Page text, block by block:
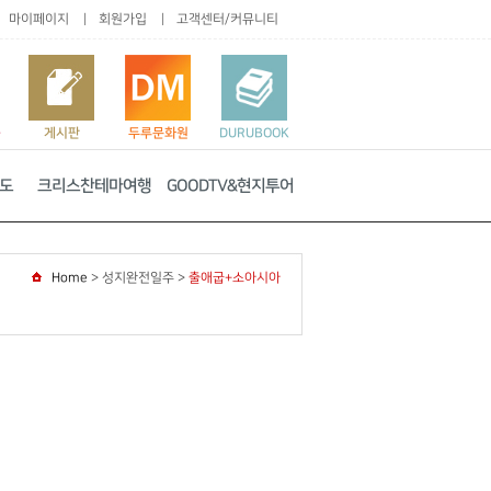
마이페이지 회원가입 고객센터/커뮤니티
게시판 두루문화원 DURUBOOK
크리스찬테마여행 GOODTV&현지투어
Home > 성지완전일주 > 출애굽+소아시아